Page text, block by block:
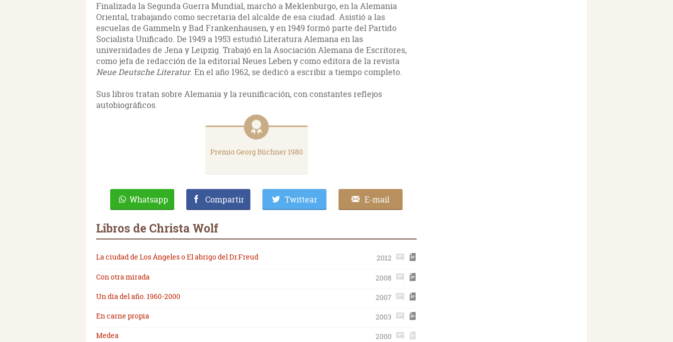
Finalizada la Segunda Guerra Mundial, marchó a Meklenburgo, en la Alemania
Oriental, trabajando como secretaria del alcalde de esa ciudad. Asistió a las
escuelas de Gammeln y Bad Frankenhausen, y en 1949 formó parte del Partido
Socialista Unificado. De 1949 a 1953 estudió Literatura Alemana en las
universidades de Jena y Leipzig. Trabajó en la Asociación Alemana de Escritores,
como jefa de redacción de la editorial Neues Leben y como editora de la revista
Neue Deutsche Literatur. En el año 1962, se dedicó a escribir a tiempo completo.
Sus libros tratan sobre Alemania y la reunificación, con constantes reflejos
autobiográficos.
Premio Georg Büchner 1980
Whatsapp Compartir Twittear E-mail
Libros de Christa Wolf
La ciudad de Los Ángeles o El abrigo del Dr.Freud
2012
Con otra mirada
2008
Un día del año. 1960-2000
2007
En carne propia
2003
Medea
2000